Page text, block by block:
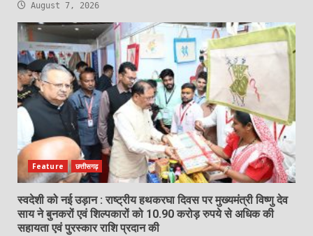
August 7, 2026
Feature छत्तीसगढ़
स्वदेशी को नई उड़ान : राष्ट्रीय हथकरघा दिवस पर मुख्यमंत्री विष्णु देव
साय ने बुनकरों एवं शिल्पकारों को 10.90 करोड़ रुपये से अधिक की
सहायता एवं पुरस्कार राशि प्रदान की